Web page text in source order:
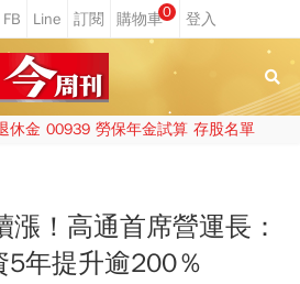
0
休金 00939 勞保年金試算 存股名單
！高通首席營運長：
5年提升逾200％